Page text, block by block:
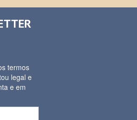
termos
legal e
e em